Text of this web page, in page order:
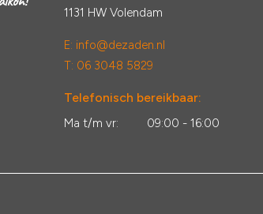
1131 HW Volendam
E: info@dezaden.nl
T: 06 3048 5829
Telefonisch bereikbaar:
Ma t/m vr: 09:00 - 16:00